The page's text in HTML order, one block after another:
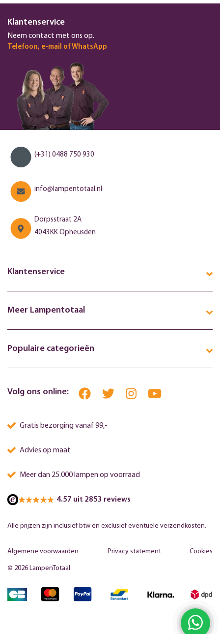
Klantenservice
Neem contact met ons op.
Telefoon, e-mail of WhatsApp
(+31) 0488 750 930
info@lampentotaal.nl
Dorpsstraat 2A
4043KK Opheusden
Klantenservice
Meer Lampentotaal
Populaire categorieën
Volg ons online:
Gratis bezorging vanaf 99,-
Advies op maat
Meer dan 25.000 lampen op voorraad
4.57 uit 2853 reviews
Alle prijzen zijn inclusief btw en exclusief eventuele verzendkosten.
© 2026 LampenTotaal
Algemene voorwaarden Privacy statement Cookies